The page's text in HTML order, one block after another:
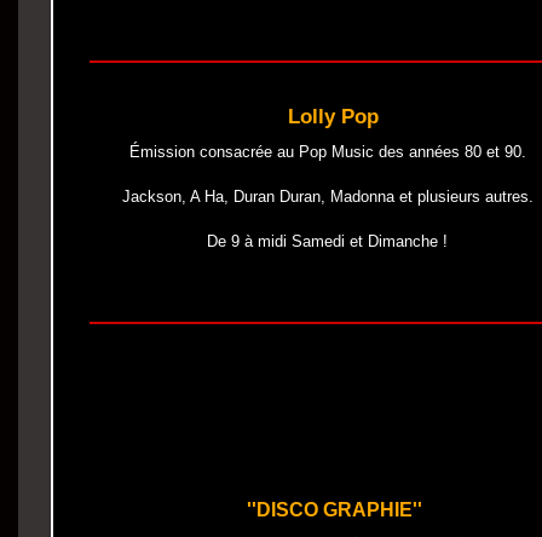
Lolly Pop
Émission consacrée au Pop Music des années 80 et 90.
Jackson, A Ha, Duran Duran, Madonna et plusieurs autres.
De 9 à midi Samedi et Dimanche !
''DISCO GRAPHIE''